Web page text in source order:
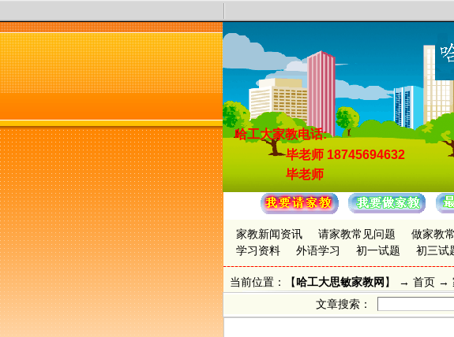
哈工大家教电话:
毕老师 18745694632
毕老师
家教新闻资讯 请家教常见问题 做家教
学习资料
外语学习 初一试题 初三试
当前位置：【哈工大思敏家教网 】 → 首页 →
文章搜索：